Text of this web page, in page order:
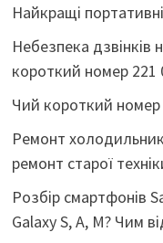
Найкращі
Небезпека
короткий номер 221
Чий короткий
Ремонт
ремонт старої
Розбір смартфонів
Galaxy S, A, M? Чим